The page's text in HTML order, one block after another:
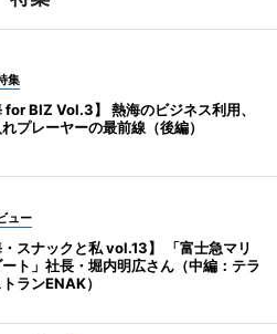
集
for BIZ Vol.3】 熱海のビジネス利用、
プレーヤーの最前線（後編）
ュー
・スナックと私 vol.13】 「富士急マリ
ト」社長・堀内明広さん（中編：テラ
ランENAK）